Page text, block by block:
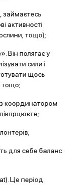
займаєтесь
активності
тощо);
Він полягає у
сили і
щось
тощо;
координатором
для себе баланс
Це період